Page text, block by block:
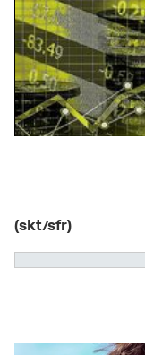
(skt/sfr)